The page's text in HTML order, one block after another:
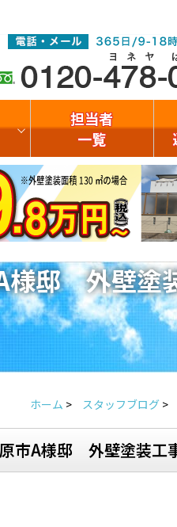
担当者
一覧
様邸 外壁塗
ホーム > スタッフブログ >
市A様邸 外壁塗装工